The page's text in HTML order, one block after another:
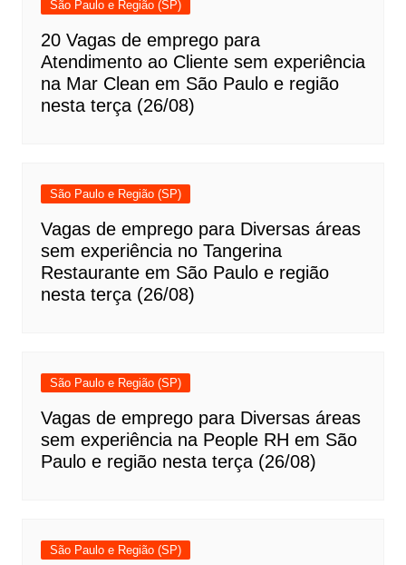
São Paulo e Região (SP)
20 Vagas de emprego para
Atendimento ao Cliente sem experiência
na Mar Clean em São Paulo e região
nesta terça (26/08)
São Paulo e Região (SP)
Vagas de emprego para Diversas áreas
sem experiência no Tangerina
Restaurante em São Paulo e região
nesta terça (26/08)
São Paulo e Região (SP)
Vagas de emprego para Diversas áreas
sem experiência na People RH em São
Paulo e região nesta terça (26/08)
São Paulo e Região (SP)